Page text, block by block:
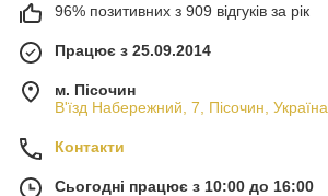
96% позитивних з 909 відгуків за рік
Працює з 25.09.2014
м. Пісочин
В'їзд Набережний, 7, Пісочин, Україна
Контакти
Сьогодні працює з 10:00 до 16:00